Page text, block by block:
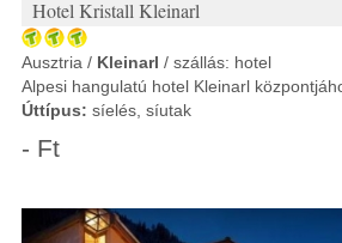
Hotel Kristall Kleinarl
Ausztria / Kleinarl / szállás: hotel
Alpesi hangulatú hotel Kleinarl
Úttípus: síelés, síutak
- Ft